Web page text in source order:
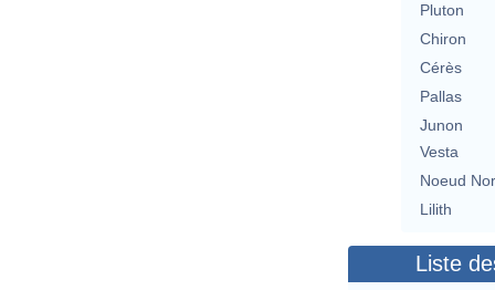
Pluton
Chiron
Cérès
Pallas
Junon
Vesta
Noeud
Lilith
Liste